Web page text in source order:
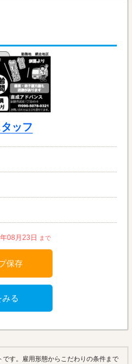
ッフ
08月23日
保存
みる
す。雇用形態からこだわりの条件まで